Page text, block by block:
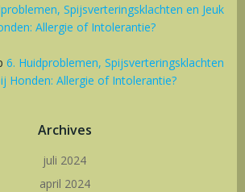
Spijsverteringsklachten en Jeuk
Allergie of Intolerantie?
6. Huidproblemen, Spijsverteringsklachten
Honden: Allergie of Intolerantie?
Archives
juli 2024
april 2024